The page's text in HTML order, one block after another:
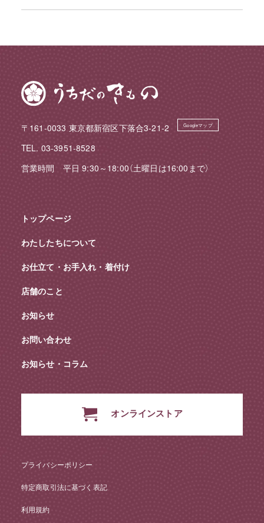
〒161-0033 東京都新宿区下落合3-21-2 Googleマップ
TEL. 03-3951-8528
営業時間 平日 9:30～18:00（土曜日は16:00まで）
トップページ
わたしたちについて
お仕立て・お手入れ・着付け
店舗のこと
お知らせ
お問い合わせ
お知らせ・コラム
オンラインストア
プライバシーポリシー
特定商取引法に基づく表記
利用規約